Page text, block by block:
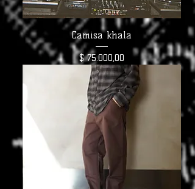
Camisa khala
Precio
$ 75.000,00